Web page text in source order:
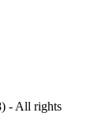
- All rights